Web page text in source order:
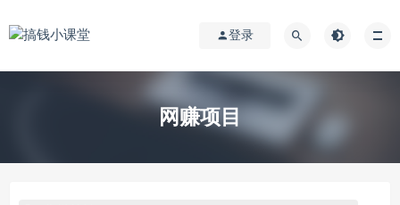
登录
网赚项目